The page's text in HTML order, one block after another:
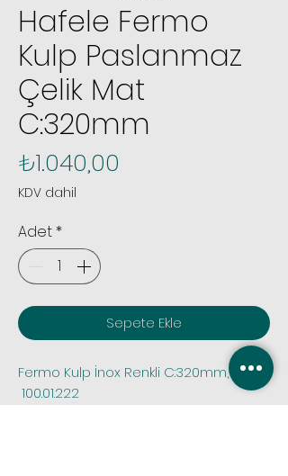
Hafele Fermo
Kulp Paslanmaz
Çelik Mat
C:320mm
₺1.040,00
KDV dahil
Adet *
Sepete Ekle
Fermo Kulp İnox Renkli C:320mm,
100.01.222